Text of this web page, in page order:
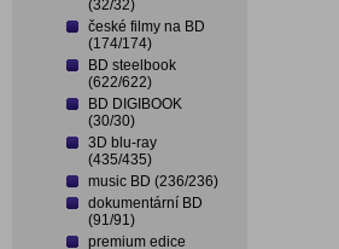
(32/32)
české filmy na BD
(174/174)
BD steelbook
(622/622)
BD DIGIBOOK
(30/30)
3D blu-ray
(435/435)
music BD (236/236)
dokumentární BD
(91/91)
premium edice